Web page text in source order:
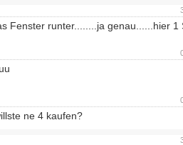
Fenster runter........ja genau......hier 1
ne 4 kaufen?